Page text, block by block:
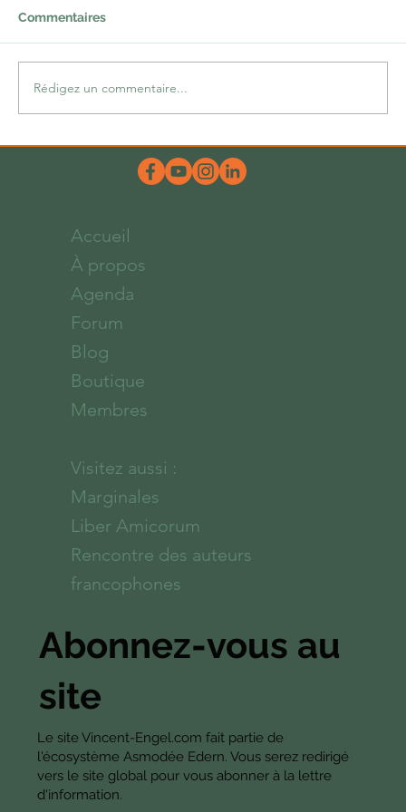
Une belle dose d’hum-ours
Commentaires
Rédigez un commentaire...
Abonnez-vous au
site
Le site Vincent-Engel.com fait partie de
l'écosystème Asmodée Edern. Vous serez redirigé
vers le site global pour vous abonner à la lettre
d'information.
Accueil
À propos
Agenda
Forum
Blog
Boutique
Membres
Visitez aussi :
Marginales
Liber Amicorum
Rencontre des auteurs
francophones